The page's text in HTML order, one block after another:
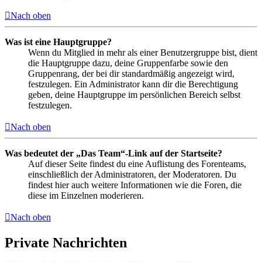
Nach oben
Was ist eine Hauptgruppe?
Wenn du Mitglied in mehr als einer Benutzergruppe bist, dient
die Hauptgruppe dazu, deine Gruppenfarbe sowie den
Gruppenrang, der bei dir standardmäßig angezeigt wird,
festzulegen. Ein Administrator kann dir die Berechtigung
geben, deine Hauptgruppe im persönlichen Bereich selbst
festzulegen.
Nach oben
Was bedeutet der „Das Team“-Link auf der Startseite?
Auf dieser Seite findest du eine Auflistung des Forenteams,
einschließlich der Administratoren, der Moderatoren. Du
findest hier auch weitere Informationen wie die Foren, die
diese im Einzelnen moderieren.
Nach oben
Private Nachrichten